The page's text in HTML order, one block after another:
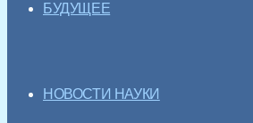
БУДУЩЕЕ
НОВОСТИ НАУКИ